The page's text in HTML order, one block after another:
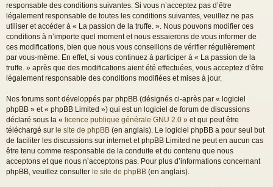
responsable des conditions suivantes. Si vous n’acceptez pas d’être
légalement responsable de toutes les conditions suivantes, veuillez ne pas
utiliser et accéder à « La passion de la truffe. ». Nous pouvons modifier ces
conditions à n’importe quel moment et nous essaierons de vous informer de
ces modifications, bien que nous vous conseillons de vérifier régulièrement
par vous-même. En effet, si vous continuez à participer à « La passion de la
truffe. » après que des modifications aient été effectuées, vous acceptez d’être
légalement responsable des conditions modifiées et mises à jour.
Nos forums sont développés par phpBB (désignés ci-après par « logiciel
phpBB » et « phpBB Limited ») qui est un logiciel de forum de discussions
déclaré sous la « licence publique générale GNU 2.0 » et qui peut être
téléchargé sur le site de phpBB (en anglais). Le logiciel phpBB a pour seul but
de faciliter les discussions sur internet et phpBB Limited ne peut en aucun cas
être tenu comme responsable de la conduite et du contenu que nous
acceptons et que nous n’acceptons pas. Pour plus d’informations concernant
phpBB, veuillez consulter le site de phpBB (en anglais).